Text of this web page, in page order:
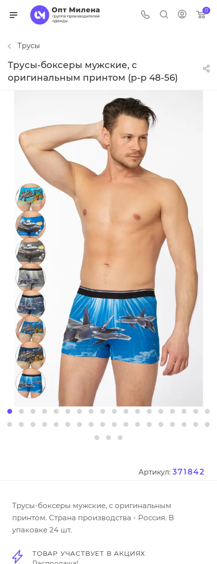
0
Трусы
Трусы-боксеры мужские, с
оригинальным принтом (р-р 48-56)
Артикул: 371842
Трусы-боксеры мужские, с оригинальным
принтом. Страна производства - Россия. В
упаковке 24 шт.
ТОВАР УЧАСТВУЕТ В АКЦИЯХ